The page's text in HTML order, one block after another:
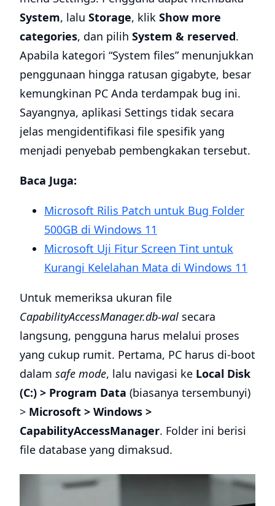
System, lalu Storage, klik Show more
categories, dan pilih System & reserved.
Apabila kategori “System files” menunjukkan
penggunaan hingga ratusan gigabyte, besar
kemungkinan PC Anda terdampak bug ini.
Sayangnya, aplikasi Settings tidak secara
jelas mengidentifikasi file spesifik yang
menjadi penyebab pembengkakan tersebut.
Baca Juga:
Microsoft Rilis Patch untuk Bug Folder
500GB di Windows 11
Microsoft Uji Fitur Screen Tint untuk
Kurangi Kelelahan Mata di Windows 11
Untuk memeriksa ukuran file
CapabilityAccessManager.db-wal secara
langsung, pengguna harus melalui proses
yang cukup rumit. Pertama, PC harus di-boot
dalam safe mode, lalu navigasi ke Local Disk
(C:) > Program Data (biasanya tersembunyi)
> Microsoft > Windows >
CapabilityAccessManager. Folder ini berisi
file database yang dimaksud.